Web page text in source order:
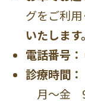
グをご利
いたします。
電話番号：
診療時間：
月〜金